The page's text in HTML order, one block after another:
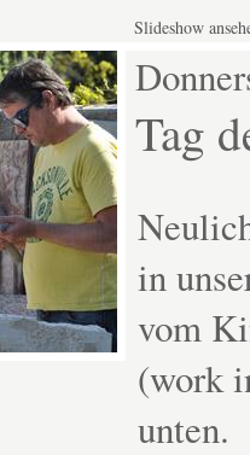
Slideshow
Tag
in
vom
(work
unten.